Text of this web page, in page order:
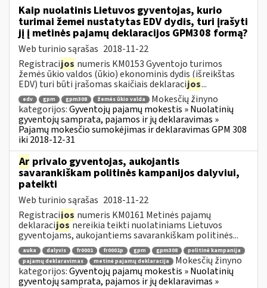
Kaip nuolatinis Lietuvos gyventojas, kurio
turimai žemei nustatytas EDV dydis, turi įrašyti
jį į metinės pajamų deklaracijos GPM308 formą?
Web turinio sąrašas 2018-11-22
Registracijos numeris KM0153 Gyventojo turimos
žemės ūkio valdos (ūkio) ekonominis dydis (išreikštas
EDV) turi būti įrašomas skaičiais deklaracijos...
edv gpm gpm308 žemės ūkio valda
Mokesčių žinyno
kategorijos:Gyventojų pajamų mokestis » Nuolatinių
gyventojų samprata, pajamos ir jų deklaravimas »
Pajamų mokesčio sumokėjimas ir deklaravimas GPM 308
iki 2018-12-31
Ar privalo gyventojas, aukojantis
savarankiškam politinės kampanijos dalyviui,
pateikti
Web turinio sąrašas 2018-11-22
Registracijos numeris KM0161 Metinės pajamų
deklaracijosnereikia teikti nuolatiniams Lietuvos
gyventojams, aukojantiems savarankiškam politinės...
auka dalyvis fr0001 fr0001p gpm gpm308
politinė kampanija
pajamų deklaravimas
metinė pajamų deklaracija
Mokesčių žinyno
kategorijos:Gyventojų pajamų mokestis » Nuolatinių
gyventojų samprata, pajamos ir jų deklaravimas »